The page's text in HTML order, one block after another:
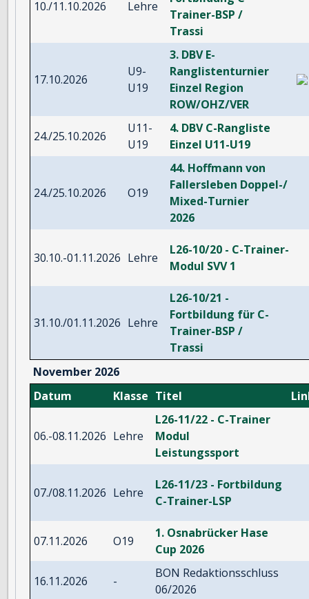
10./11.10.2026 Lehre
Trainer-BSP /
Trassi
17.10.2026
U9-
U19
3. DBV E-
Ranglistenturnier
Einzel Region
ROW/OHZ/VER
24./25.10.2026
U11-
U19
4. DBV C-Rangliste
Einzel U11-U19
24./25.10.2026 O19
44. Hoffmann von
Fallersleben Doppel-/
Mixed-Turnier
2026
30.10.-01.11.2026 Lehre
L26-10/20 - C-Trainer-
Modul SVV 1
31.10./01.11.2026 Lehre
L26-10/21 -
Fortbildung für C-
Trainer-BSP /
Trassi
November 2026
Datum
Klasse Titel
06.-08.11.2026 Lehre
L26-11/22 - C-Trainer
Modul
Leistungssport
07./08.11.2026 Lehre
L26-11/23 - Fortbildung
C-Trainer-LSP
07.11.2026 O19
1. Osnabrücker Hase
Cup 2026
16.11.2026 -
BON Redaktionsschluss
06/2026